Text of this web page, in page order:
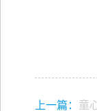
上一篇： 童